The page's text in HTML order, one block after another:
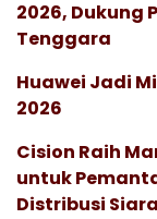
2026, Dukung
Tenggara
Huawei Jadi
2026
Cision Raih
untuk
Distribusi